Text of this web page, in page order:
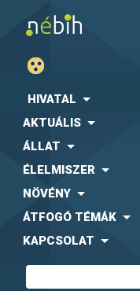
HIVATAL
AKTUÁLIS
ÁLLAT
ÉLELMISZER
NÖVÉNY
ÁTFOGÓ TÉMÁK
KAPCSOLAT